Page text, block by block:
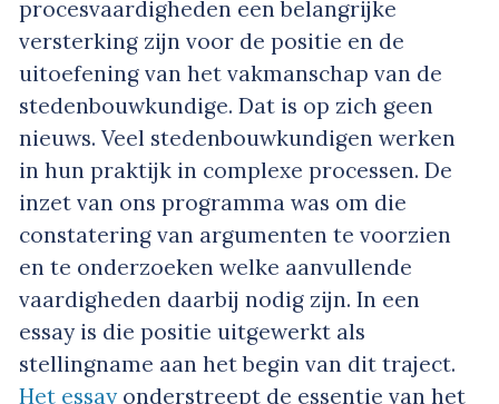
procesvaardigheden een belangrijke
versterking zijn voor de positie en de
uitoefening van het vakmanschap van de
stedenbouwkundige. Dat is op zich geen
nieuws. Veel stedenbouwkundigen werken
in hun praktijk in complexe processen. De
inzet van ons programma was om die
constatering van argumenten te voorzien
en te onderzoeken welke aanvullende
vaardigheden daarbij nodig zijn. In een
essay is die positie uitgewerkt als
stellingname aan het begin van dit traject.
Het essay onderstreept de essentie van het